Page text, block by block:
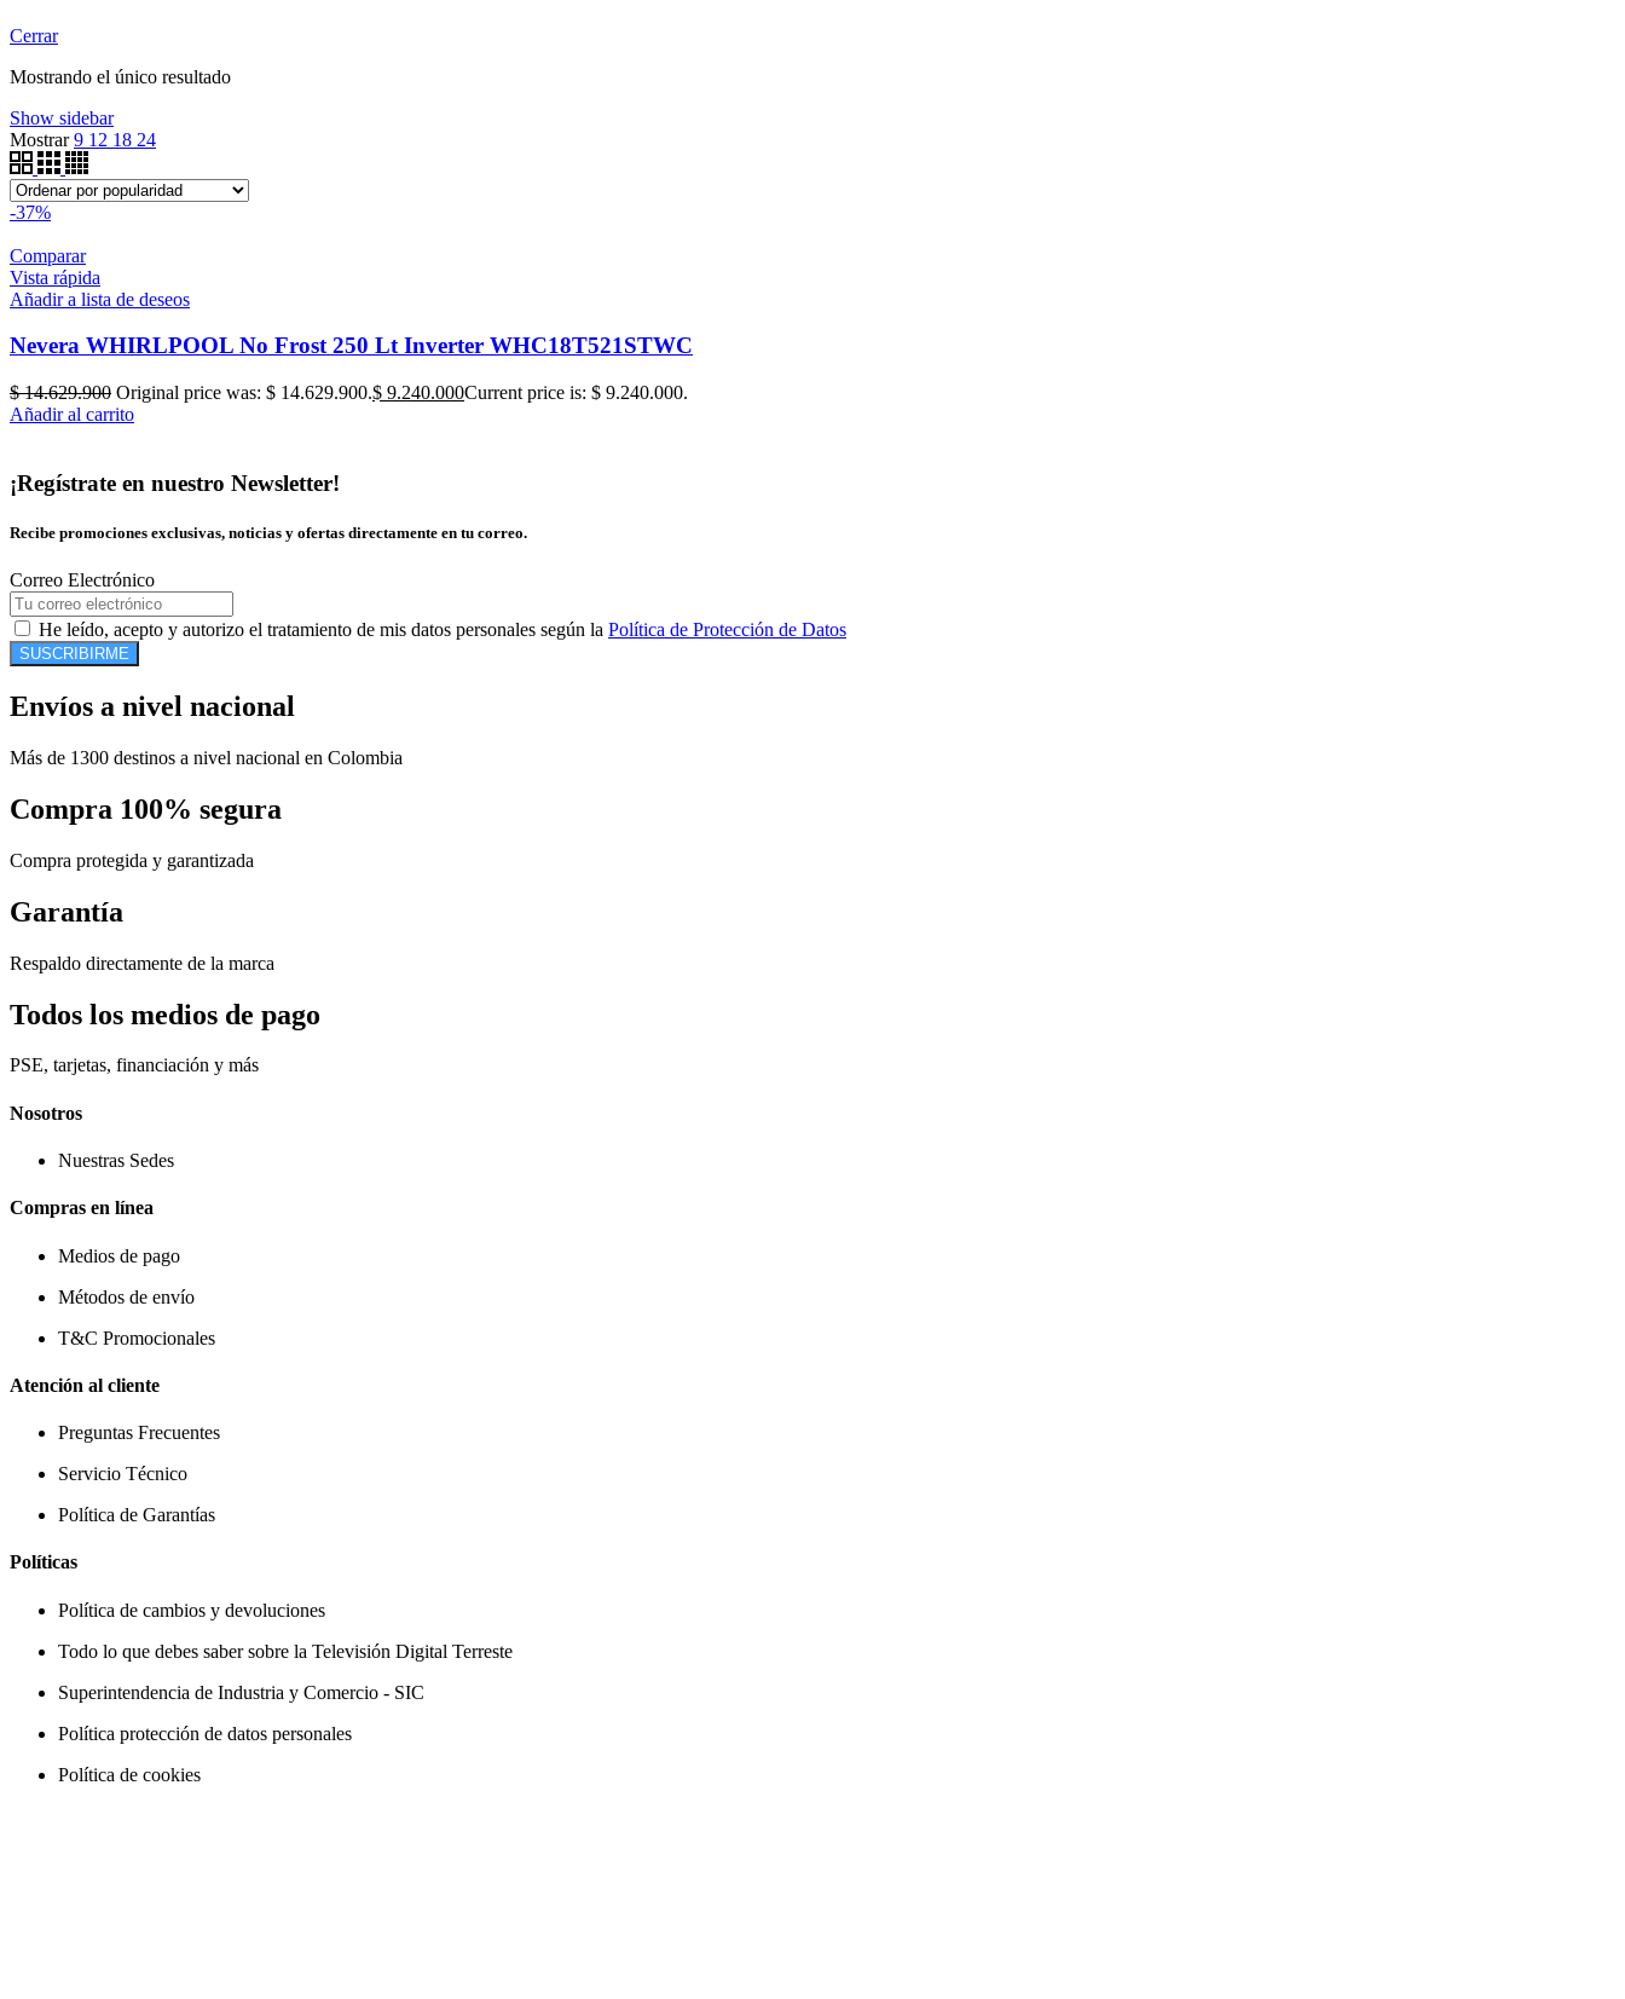
Cerrar
Mostrando el único resultado
Show sidebar
Mostrar9 12 18 24
-37%
Comparar
Vista rápida
Añadir a lista de deseos
Nevera WHIRLPOOL No Frost 250 Lt Inverter WHC18T521STWC
$14.629.900 Original price was: $ 14.629.900.$ 9.240.000Current price is: $ 9.240.000.
Añadir al carrito
¡Regístrate en nuestro Newsletter!
Recibe promociones exclusivas, noticias y ofertas directamente en tu correo.
Correo Electrónico
He leído, acepto y autorizo el tratamiento de mis datos personales según la Política de Protección de Datos
SUSCRIBIRME
Envíos a nivel nacional
Más de 1300 destinos a nivel nacional en Colombia
Compra 100% segura
Compra protegida y garantizada
Garantía
Respaldo directamente de la marca
Todos los medios de pago
PSE, tarjetas, financiación y más
Nosotros
Nuestras Sedes
Compras en línea
Medios de pago
Métodos de envío
T&C Promocionales
Atención al cliente
Preguntas Frecuentes
Servicio Técnico
Política de Garantías
Políticas
Política de cambios y devoluciones
Todo lo que debes saber sobre la Televisión Digital Terreste
Superintendencia de Industria y Comercio - SIC
Política protección de datos personales
Política de cookies